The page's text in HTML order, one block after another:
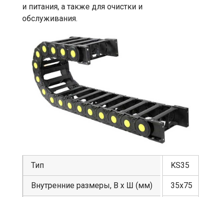
и питания, а также для очистки и
обслуживания.
Тип
Внутренние размеры, В х Ш (мм)
KS35
35х75